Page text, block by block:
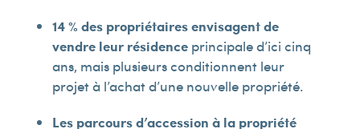
14 % des propriétaires envisagent de
vendre leur résidenceprincipale d’ici cinq
ans, mais plusieurs conditionnent leur
projet à l’achat d’une nouvelle propriété.
Les parcours d’accession à la propriété